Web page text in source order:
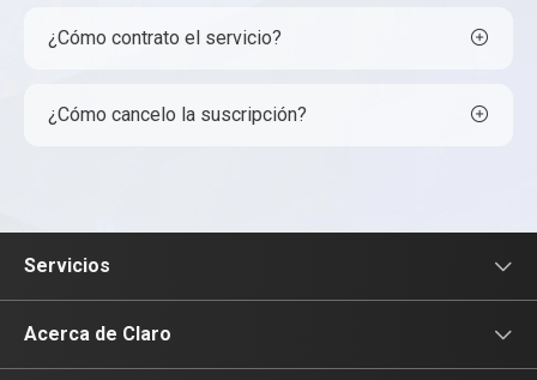
¿Cómo contrato el servicio?
¿Cómo cancelo la suscripción?
Servicios
Servicios Móviles
Acerca de Claro